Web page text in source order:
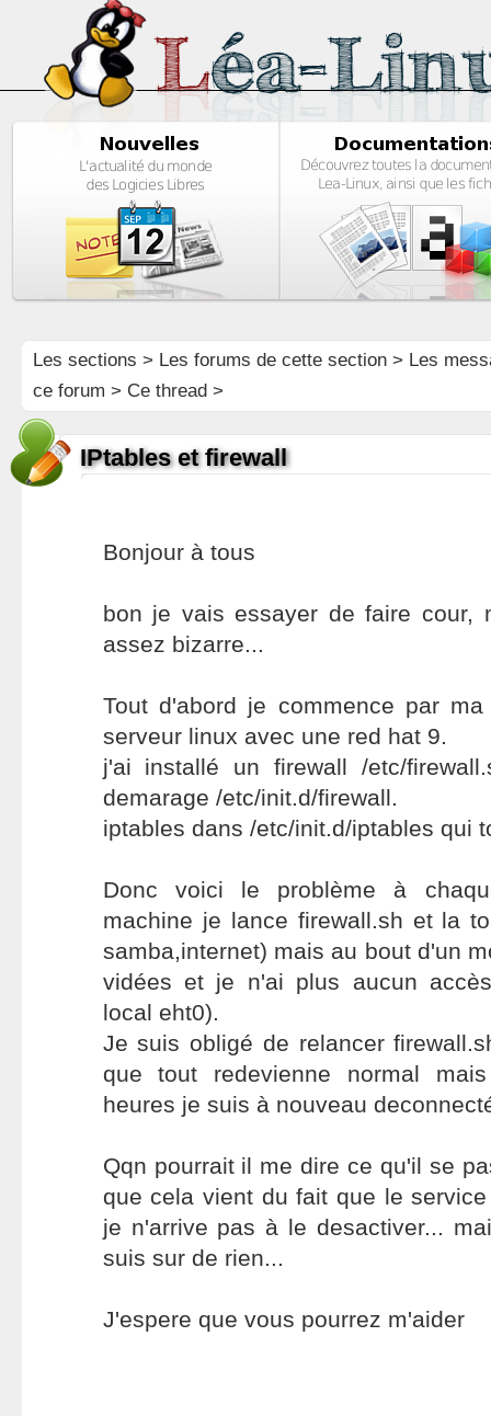
Les sections > Les forums de cette section> Les
ce forum > Ce thread >
IPtables et firewall
Bonjour à tous
bon je vais essayer de faire cour,
assez bizarre...
Tout d'abord je commence par
serveur linux avec une red hat 9.
j'ai installé un firewall /etc/
demarage /etc/init.d/firewall.
iptables dans /etc/init.d/iptables qui
Donc voici le problème à
machine je lance firewall.sh et la
samba,internet) mais au bout d'un
vidées et je n'ai plus aucun
local eht0).
Je suis obligé de relancer
que tout redevienne normal
heures je suis à nouveau
Qqn pourrait il me dire ce qu'il se
que cela vient du fait que le
je n'arrive pas à le desactiver...
suis sur de rien...
J'espere que vous pourrez m'aider